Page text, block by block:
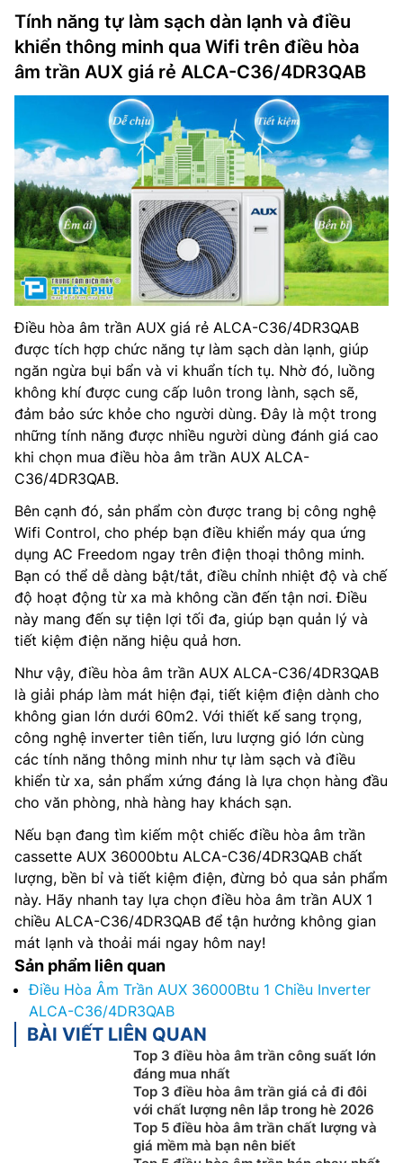
Tính năng tự làm sạch dàn lạnh và điều
khiển thông minh qua Wifi trên điều hòa
âm trần AUX giá rẻ ALCA-C36/4DR3QAB
Điều hòa âm trần AUX giá rẻ ALCA-C36/4DR3QAB
được tích hợp chức năng tự làm sạch dàn lạnh, giúp
ngăn ngừa bụi bẩn và vi khuẩn tích tụ. Nhờ đó, luồng
không khí được cung cấp luôn trong lành, sạch sẽ,
đảm bảo sức khỏe cho người dùng. Đây là một trong
những tính năng được nhiều người dùng đánh giá cao
khi chọn mua điều hòa âm trần AUX ALCA-
C36/4DR3QAB.
Bên cạnh đó, sản phẩm còn được trang bị công nghệ
Wifi Control, cho phép bạn điều khiển máy qua ứng
dụng AC Freedom ngay trên điện thoại thông minh.
Bạn có thể dễ dàng bật/tắt, điều chỉnh nhiệt độ và chế
độ hoạt động từ xa mà không cần đến tận nơi. Điều
này mang đến sự tiện lợi tối đa, giúp bạn quản lý và
tiết kiệm điện năng hiệu quả hơn.
Như vậy, điều hòa âm trần AUX ALCA-C36/4DR3QAB
là giải pháp làm mát hiện đại, tiết kiệm điện dành cho
không gian lớn dưới 60m2. Với thiết kế sang trọng,
công nghệ inverter tiên tiến, lưu lượng gió lớn cùng
các tính năng thông minh như tự làm sạch và điều
khiển từ xa, sản phẩm xứng đáng là lựa chọn hàng đầu
cho văn phòng, nhà hàng hay khách sạn.
Nếu bạn đang tìm kiếm một chiếc điều hòa âm trần
cassette AUX 36000btu ALCA-C36/4DR3QAB chất
lượng, bền bỉ và tiết kiệm điện, đừng bỏ qua sản phẩm
này. Hãy nhanh tay lựa chọn điều hòa âm trần AUX 1
chiều ALCA-C36/4DR3QAB để tận hưởng không gian
mát lạnh và thoải mái ngay hôm nay!
Sản phẩm liên quan
Điều Hòa Âm Trần AUX 36000Btu 1 Chiều Inverter
ALCA-C36/4DR3QAB
BÀI VIẾT LIÊN QUAN
Top 3 điều hòa âm trần công suất lớn
đáng mua nhất
Top 3 điều hòa âm trần giá cả đi đôi
với chất lượng nên lắp trong hè 2026
Top 5 điều hòa âm trần chất lượng và
giá mềm mà bạn nên biết